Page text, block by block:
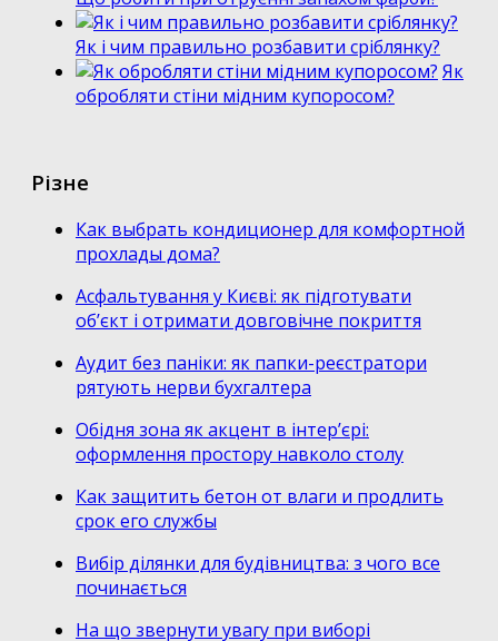
Як і чим правильно розбавити сріблянку?
Як
обробляти стіни мідним купоросом?
Різне
Как выбрать кондиционер для комфортной
прохлады дома?
Асфальтування у Києві: як підготувати
об’єкт і отримати довговічне покриття
Аудит без паніки: як папки-реєстратори
рятують нерви бухгалтера
Обідня зона як акцент в інтер’єрі:
оформлення простору навколо столу
Как защитить бетон от влаги и продлить
срок его службы
Вибір ділянки для будівництва: з чого все
починається
На що звернути увагу при виборі